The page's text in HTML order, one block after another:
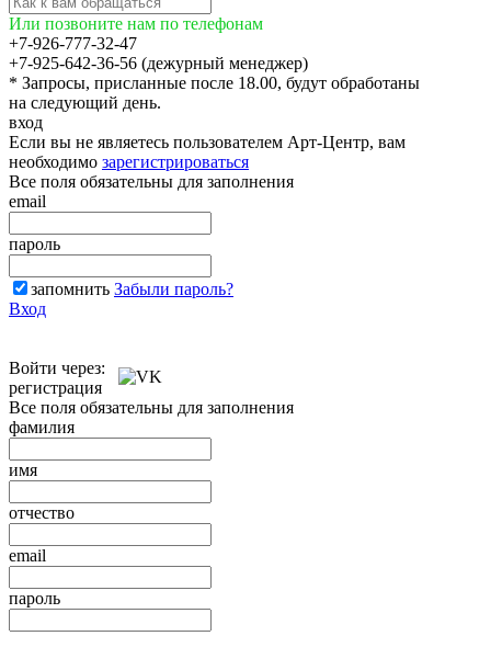
Или позвоните нам по телефонам
+7-926-777-32-47
+7-925-642-36-56 (дежурный менеджер)
* Запросы, присланные после 18.00, будут обработаны
на следующий день.
вход
Если вы не являетесь пользователем Арт-Центр, вам
необходимо зарегистрироваться
Все поля обязательны для заполнения
email
пароль
запомнить Забыли пароль?
Вход
Войти через:
регистрация
Все поля обязательны для заполнения
фамилия
имя
отчество
email
пароль